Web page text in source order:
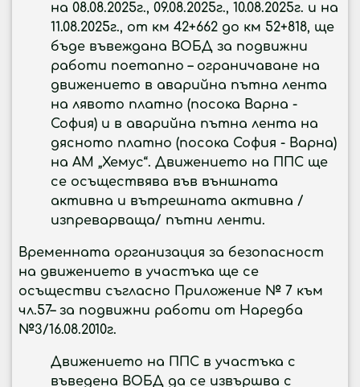
на 08.08.2025г., 09.08.2025г., 10.08.2025г. и на
11.08.2025г., от км 42+662 до км 52+818, ще
бъде въвеждана ВОБД за подвижни
работи поетапно – ограничаване на
движението в аварийна пътна лента
на лявото платно (посока Варна -
София) и в аварийна пътна лента на
дясното платно (посока София - Варна)
на АМ „Хемус“. Движението на ППС ще
се осъществява във външната
активна и вътрешната активна /
изпреварваща/ пътни ленти.
Временната организация за безопасност
на движението в участъка ще се
осъществи съгласно Приложение № 7 към
чл.57– за подвижни работи от Наредба
№3/16.08.2010г.
Движението на ППС в участъка с
въведена ВОБД да се извършва с